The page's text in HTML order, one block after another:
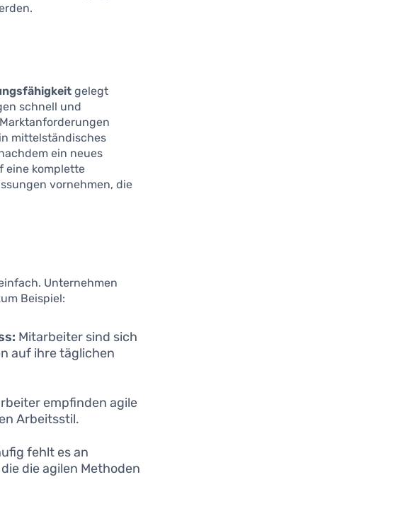
gelegt
schnell und
mittelständisches
ein neues
eine komplette
vornehmen, die
Unternehmen
Beispiel:
Mitarbeiter sind sich
auf ihre täglichen
empfinden agile
Arbeitsstil.
fehlt es an
die agilen Methoden